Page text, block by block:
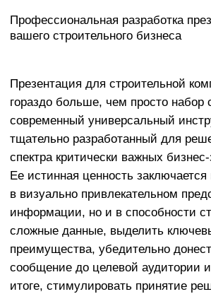
тщательно разработанный для решения широкого
спектра критически важных бизнес-задач.
информации, но и в способности структурировать
сложные данные, выделить ключевые конкурентные
преимущества, убедительно донести ваше
сообщение до целевой аудитории и, в конечном
пользу.